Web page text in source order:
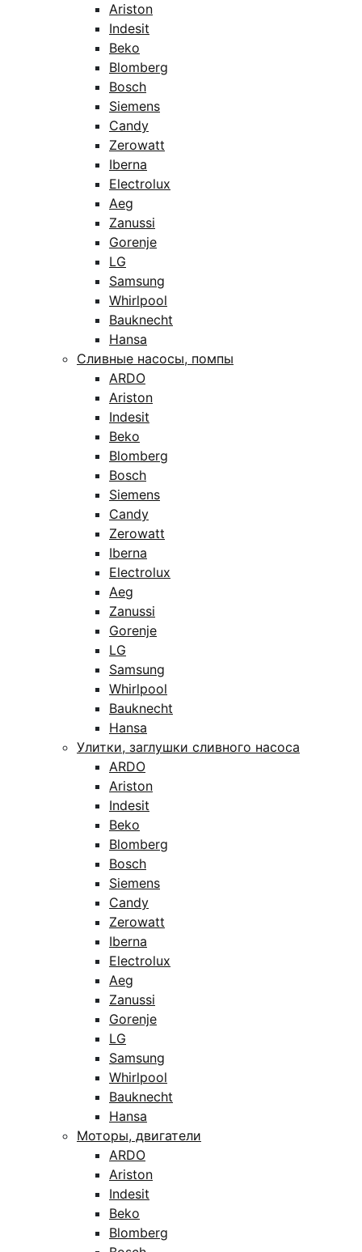
Ariston
Indesit
Beko
Blomberg
Bosch
Siemens
Candy
Zerowatt
Iberna
Electrolux
Aeg
Zanussi
Gorenje
LG
Samsung
Whirlpool
Bauknecht
Hansa
Сливные насосы, помпы
ARDO
Ariston
Indesit
Beko
Blomberg
Bosch
Siemens
Candy
Zerowatt
Iberna
Electrolux
Aeg
Zanussi
Gorenje
LG
Samsung
Whirlpool
Bauknecht
Hansa
Улитки, заглушки сливного насоса
ARDO
Ariston
Indesit
Beko
Blomberg
Bosch
Siemens
Candy
Zerowatt
Iberna
Electrolux
Aeg
Zanussi
Gorenje
LG
Samsung
Whirlpool
Bauknecht
Hansa
Моторы, двигатели
ARDO
Ariston
Indesit
Beko
Blomberg